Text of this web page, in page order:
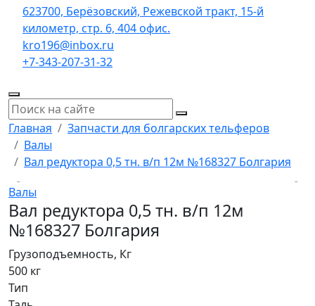
623700, Берёзовский, Режевской тракт, 15-й
километр, стр. 6, 404 офис.
kro196@inbox.ru
+7-343-207-31-32
Главная
Запчасти для болгарских тельферов
Валы
Вал редуктора 0,5 тн. в/п 12м №168327 Болгария
Валы
Вал редуктора 0,5 тн. в/п 12м
№168327 Болгария
Грузоподъемность, Кг
500 кг
Тип